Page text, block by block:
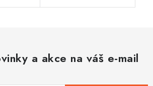
a akce na váš e-mail